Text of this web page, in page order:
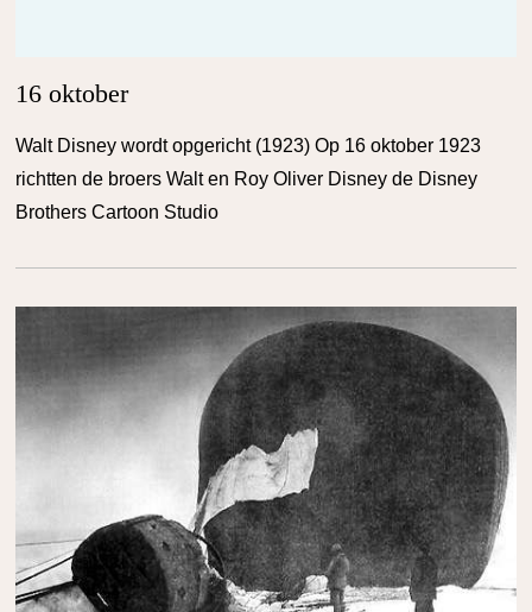
16 oktober
Walt Disney wordt opgericht (1923) Op 16 oktober 1923
richtten de broers Walt en Roy Oliver Disney de Disney
Brothers Cartoon Studio